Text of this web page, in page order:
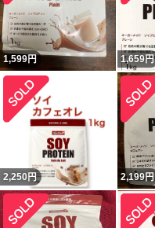
1,599円 1,659円
2,250 円 2,199円